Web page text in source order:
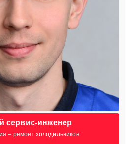
сервис-инженер
– ремонт холодильников